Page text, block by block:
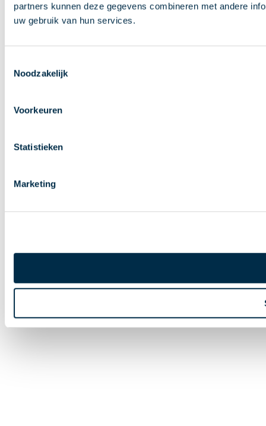
partners kunnen deze gegevens combineren met andere
uw gebruik van hun services.
Noodzakelijk
Voorkeuren
Statistieken
Marketing